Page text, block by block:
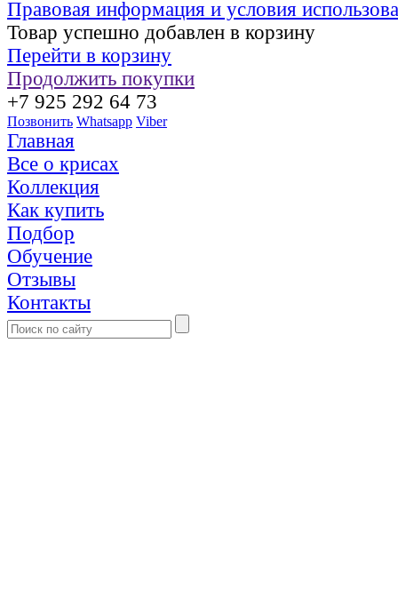
Правовая информация и условия
Товар успешно добавлен в корзину
Перейти в корзину
Продолжить покупки
+7 925 292 64 73
Позвонить Whatsapp Viber
Главная
Все о крисах
Коллекция
Как купить
Подбор
Обучение
Отзывы
Контакты